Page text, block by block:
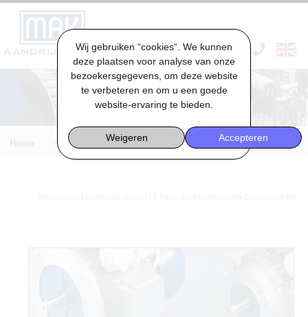
Wij gebruiken “cookies“. We kunnen
deze plaatsen voor analyse van onze
bezoekersgegevens, om deze website
te verbeteren en om u een goede
website-ervaring te bieden.
Weigeren Accepteren
VACATURES & STAGES
Engineering